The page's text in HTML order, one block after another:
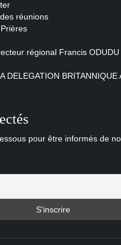
réunions
régional Francis
DELEGATION BRITANNIQUE
pour être informés de